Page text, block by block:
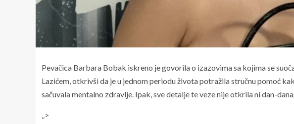
Pevačica Barbara Bobak iskreno je govorila o izazovima sa kojima se
Lazićem, otkrivši da je u jednom periodu života potražila stručnu pomoć
sačuvala mentalno zdravlje. Ipak, sve detalje te veze nije otkrila ni dan-
„>